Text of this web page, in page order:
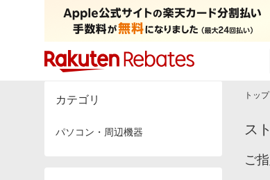
カテゴリー一覧 イベント一覧
カテゴリ
パソコン・周辺機器
トップ
ス
ご